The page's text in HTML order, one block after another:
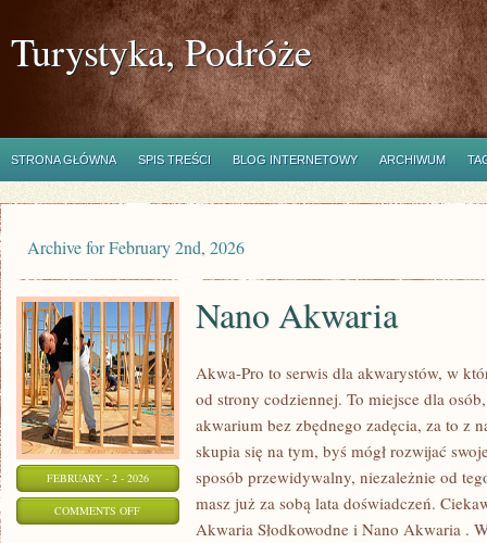
Turystyka, Podróże
STRONA GŁÓWNA SPIS TREŚCI BLOG INTERNETOWY ARCHIWUM
Archive for February 2nd, 2026
FEBRUARY - 2 - 2026
COMMENTS OFFON
Nano Akwaria
Akwa-Pro to serwis dla akwarystów, w
od strony codziennej. To miejsce dla
akwarium bez zbędnego zadęcia, za to z
skupia się na tym, byś mógł rozwijać
sposób przewidywalny, niezależnie od
masz już za sobą lata doświadczeń.
Akwaria Słodkowodne i Nano Akwaria .